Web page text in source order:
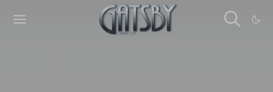
Cookies management panel